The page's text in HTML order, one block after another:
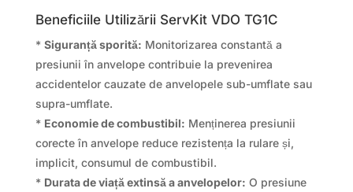
Beneficiile Utilizării ServKit VDO TG1C
* Siguranță sporită: Monitorizarea constantă a
presiunii în anvelope contribuie la prevenirea
accidentelor cauzate de anvelopele sub-umflate sau
supra-umflate.
* Economie de combustibil: Menținerea presiunii
corecte în anvelope reduce rezistența la rulare și,
implicit, consumul de combustibil.
* Durata de viață extinsă a anvelopelor: O presiune